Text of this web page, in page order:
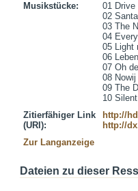
Musikstücke:
01 Drive
02
03 The
04
05 Light
06
07 Oh
08
09 The
10
Zitierfähiger Link
(URI):
http://
http://
Zur Langanzeige
Dateien zu dieser